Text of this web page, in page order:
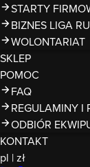
STARTY
BIZNES LIGA
WOLONTARIAT
SKLEP
POMOC
FAQ
REGULAMINY I
ODBIÓR
KONTAKT
pl |zł